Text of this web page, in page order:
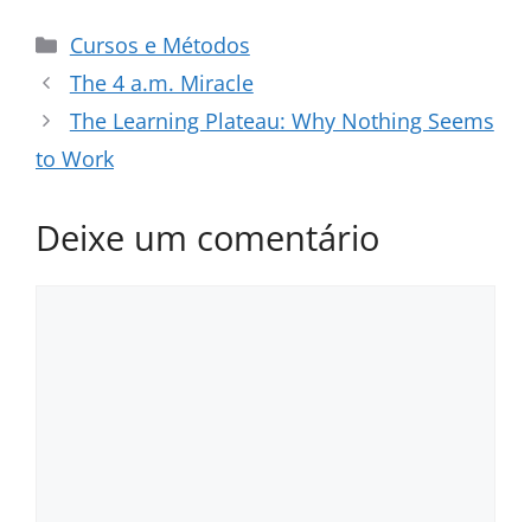
Categorias
Cursos e Métodos
The 4 a.m. Miracle
The Learning Plateau: Why Nothing Seems
to Work
Deixe um comentário